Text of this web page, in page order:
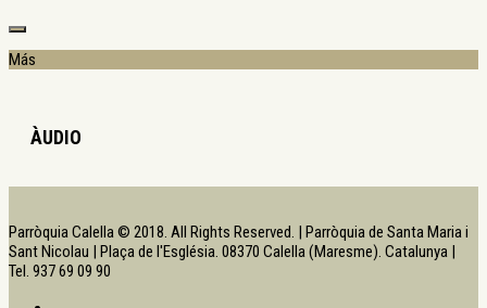
Más
ÀUDIO
Parròquia Calella © 2018. All Rights Reserved. | Parròquia de Santa Maria i
Sant Nicolau | Plaça de l'Església. 08370 Calella (Maresme). Catalunya |
Tel. 937 69 09 90